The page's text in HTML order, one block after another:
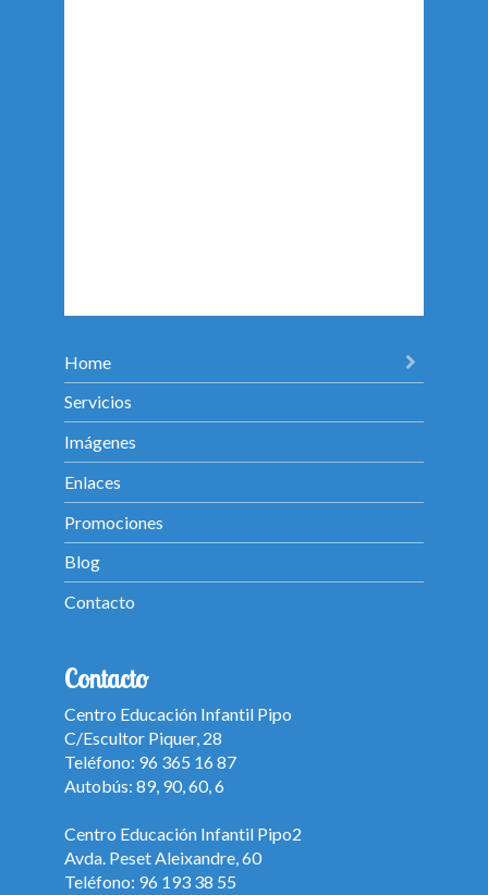
Home
Servicios
Imágenes
Enlaces
Promociones
Blog
Contacto
Contacto
Centro Educación Infantil Pipo
C/Escultor Piquer, 28
Teléfono: 96 365 16 87
Autobús: 89, 90, 60, 6
Centro Educación Infantil Pipo2
Avda. Peset Aleixandre, 60
Teléfono: 96 193 38 55